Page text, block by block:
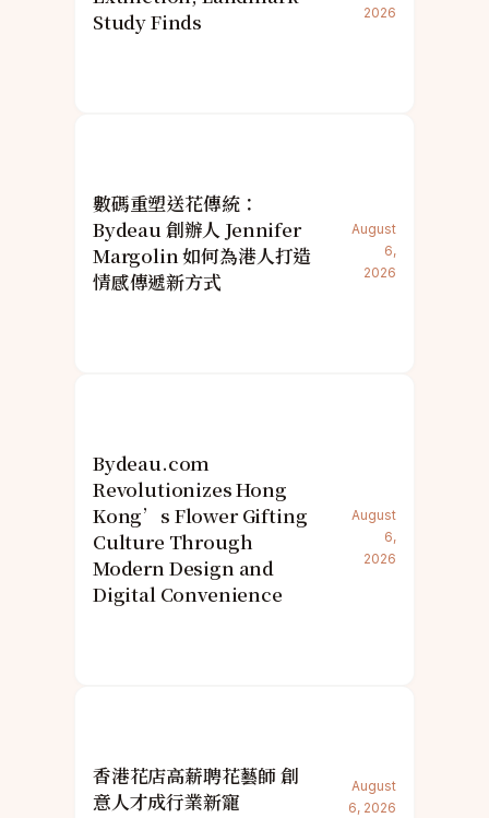
Study Finds
2026
數碼重塑送花傳統：
Bydeau 創辦人 Jennifer
Margolin 如何為港人打造
情感傳遞新方式
August
6,
2026
Bydeau.com
Revolutionizes Hong
Kong’s Flower Gifting
Culture Through
Modern Design and
Digital Convenience
August
6,
2026
香港花店高薪聘花藝師 創
意人才成行業新寵
August
6, 2026